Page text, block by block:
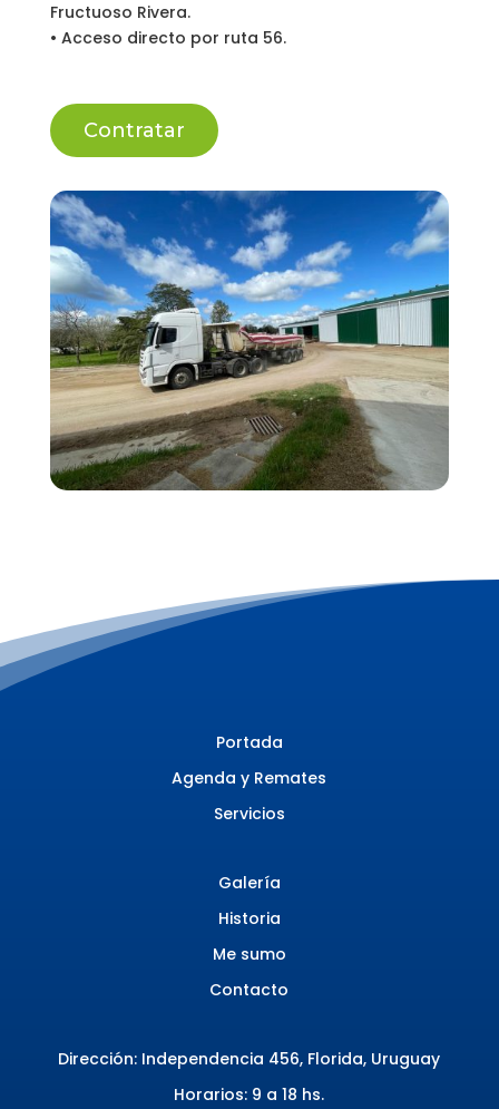
Fructuoso Rivera.
• Acceso directo por ruta 56.
Contratar
Portada
Agenda y Remates
Servicios
Galería
Historia
Me sumo
Contacto
Dirección: Independencia 456, Florida, Uruguay
Horarios: 9 a 18 hs.